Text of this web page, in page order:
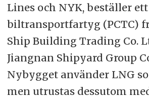
Lines och NYK, beställer
biltransportfartyg (PCTC)
Ship Building Trading Co.
Jiangnan Shipyard Group
Nybygget använder LNG
men utrustas dessutom